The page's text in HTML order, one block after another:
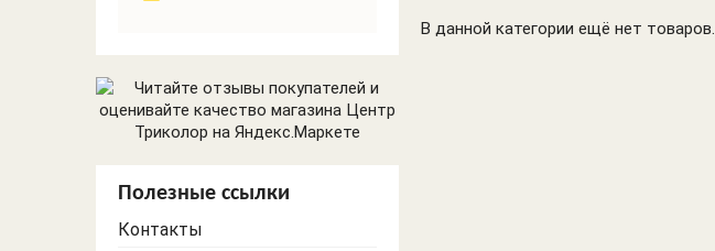
Торшеры
Светильники
Офисное и ЖКХ
Лампы
В данной категории ещё нет товаров.
Полезные ссылки
Контакты